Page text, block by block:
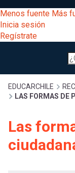
al
contenido
principal
Menú
entrar
Menos fuente Más
Inicia sesión
Regístrate
Buscar
Menú
Desarrollo
Expand
Gestión
Expand
Comunidad
Expand
de
EDUCARCHILE
LAS FORMAS DE
Las